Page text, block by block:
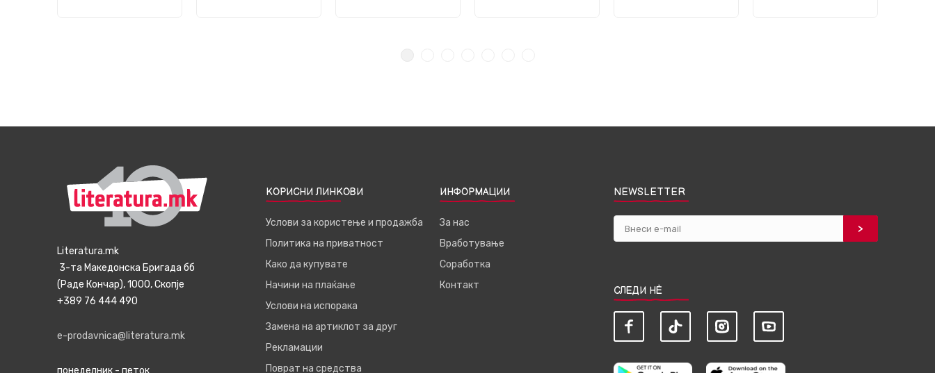
Literatura.mk
3-та Македонска Бригада бб
(Раде Кончар), 1000, Скопје
+389 76 444 490
e-prodavnica@literatura.mk
понеделник - петок
КОРИСНИ ЛИНКОВИ
Услови за користење и продажба
Политика на приватност
Како да купувате
Начини на плаќање
Услови на испорака
Замена на артиклот за друг
Рекламации
Поврат на средства
ИНФОРМАЦИИ
За нас
Вработување
Соработка
Контакт
NEWSLETTER
СЛЕДИ НЀ